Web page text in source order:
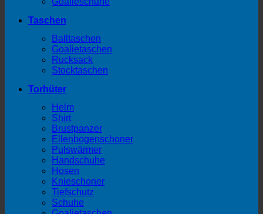
Taschen
Balltaschen
Goalietaschen
Rucksack
Stocktaschen
Torhüter
Helm
Shirt
Brustpanzer
Ellenbogenschoner
Pulswärmer
Handschuhe
Hosen
Knieschoner
Tiefschutz
Schuhe